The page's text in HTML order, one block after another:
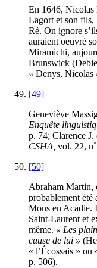
En 1646, Nicolas
Lagort et son fils,
Ré. On ignore
auraient oeuvré
Miramichi,
Brunswick
« Denys, Nicolas
[49]
Geneviève
Enquête
p. 74; Clarence J.
CSHA, vol. 22,
[50]
Abraham Martin,
probablement été
Mons en Acadie.
Saint-Laurent et
même. « Les
cause de lui »
« l’Écossais »
p. 506).